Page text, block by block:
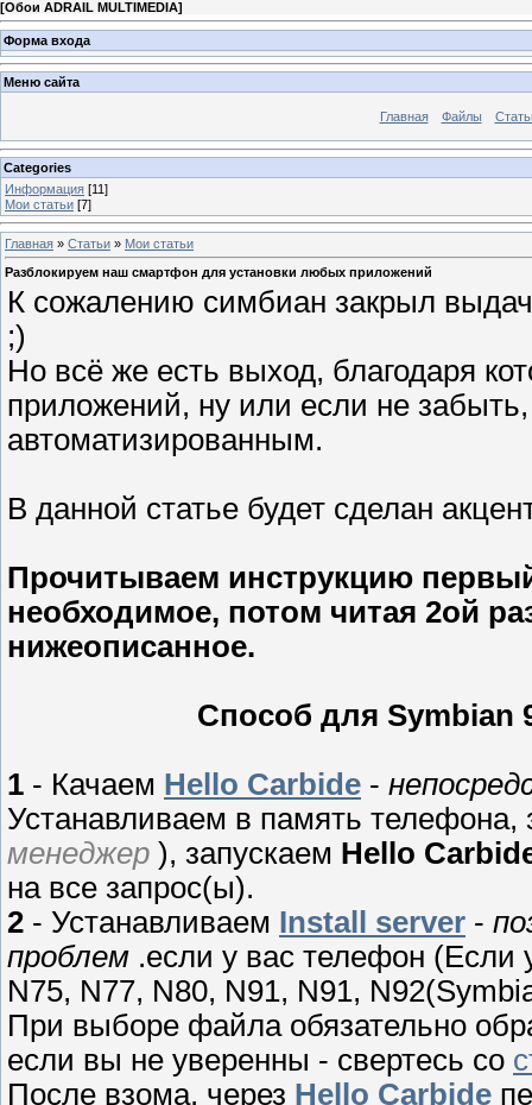
[Обои ADRAIL MULTIMEDIA]
Форма входа
Меню сайта
Главная Файлы
Categories
Информация [11]
Мои статьи [7]
Главная » Статьи » Мои статьи
Разблокируем наш смартфон для установки любых приложений
К сожалению симбиан закрыл
;)
Но всё же есть выход, благодаря
приложений, ну или если не
автоматизированным.
В данной статье будет сделан
Прочитываем инструкцию
необходимое, потом читая 2ой
нижеописанное.
Способ для Symbian
1 - Качаем Hello Carbide -
Устанавливаем в память телефона,
менеджер ), запускаем Hello
на все запрос(ы).
2 - Устанавливаем Install server -
проблем .если у вас телефон (Если
N75, N77, N80, N91, N91,
При выборе файла обязательно
если вы не уверенны - свертесь со
После взома, через Hello Carbide